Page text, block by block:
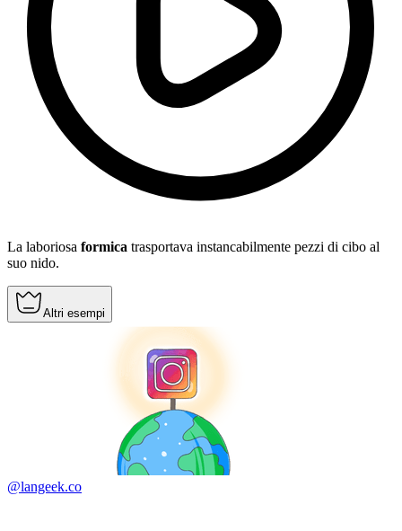
La laboriosa formica trasportava instancabilmente pezzi di cibo al
suo nido.
Altri esempi
@langeek.co